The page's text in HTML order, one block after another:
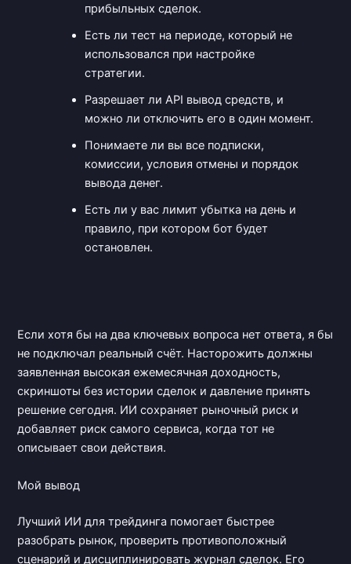
прибыльных сделок.
Есть ли тест на периоде, который не
использовался при настройке
стратегии.
Разрешает ли API вывод средств, и
можно ли отключить его в один момент.
Понимаете ли вы все подписки,
комиссии, условия отмены и порядок
вывода денег.
Есть ли у вас лимит убытка на день и
правило, при котором бот будет
остановлен.
Если хотя бы на два ключевых вопроса нет ответа, я бы
не подключал реальный счёт. Насторожить должны
заявленная высокая ежемесячная доходность,
скриншоты без истории сделок и давление принять
решение сегодня. ИИ сохраняет рыночный риск и
добавляет риск самого сервиса, когда тот не
описывает свои действия.
Мой вывод
Лучший ИИ для трейдинга помогает быстрее
разобрать рынок, проверить противоположный
сценарий и дисциплинировать журнал сделок. Его